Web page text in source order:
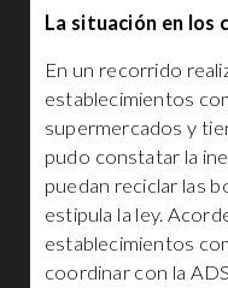
La situación en los
En un recorrido
establecimientos
supermercados y
pudo constatar la
puedan reciclar las
estipula la ley.
establecimientos
coordinar con la